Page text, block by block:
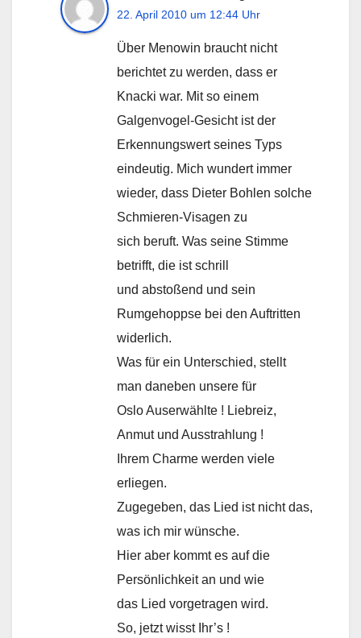
22. April 2010 um 12:44 Uhr
Über Menowin braucht nicht
berichtet zu werden, dass er
Knacki war. Mit so einem
Galgenvogel-Gesicht ist der
Erkennungswert seines Typs
eindeutig. Mich wundert immer
wieder, dass Dieter Bohlen solche
Schmieren-Visagen zu
sich beruft. Was seine Stimme
betrifft, die ist schrill
und abstoßend und sein
Rumgehoppse bei den Auftritten
widerlich.
Was für ein Unterschied, stellt
man daneben unsere für
Oslo Auserwählte ! Liebreiz,
Anmut und Ausstrahlung !
Ihrem Charme werden viele
erliegen.
Zugegeben, das Lied ist nicht das,
was ich mir wünsche.
Hier aber kommt es auf die
Persönlichkeit an und wie
das Lied vorgetragen wird.
So, jetzt wisst Ihr’s !